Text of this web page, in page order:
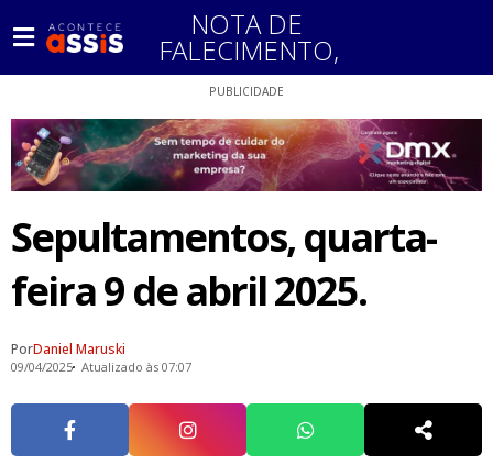
NOTA DE
FALECIMENTO,
PUBLICIDADE
Sepultamentos, quarta-
feira 9 de abril 2025.
PorDaniel Maruski
09/04/2025 Atualizado às 07:07